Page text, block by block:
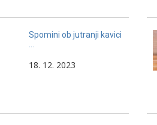
Spomini ob jutranji kavici
18. 12. 2023
njimi. Migracije niso prehodni
pojav, temveč del
globaliziranega sveta in del
našega dejanskega življenja. V